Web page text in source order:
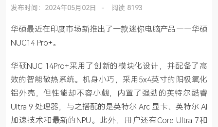
发布时间：2024年05月02日 阅读 8193
华硕最近在印度市场新推出了一款迷你电脑产品——华硕
NUC14 Pro+。
华硕NUC 14Pro+采用了创新的模块化设计，并配备了高
效的智能散热系统。机身小巧，采用5x4英寸的阳极氧化
铝外壳，但性能却不容小觑，内置了强劲的英特尔酷睿
Ultra 9 处理器，与之搭配的是英特尔 Arc 显卡、英特尔 AI
加速技术和最新的NPU。此外，用户还有Core Ultra 7和